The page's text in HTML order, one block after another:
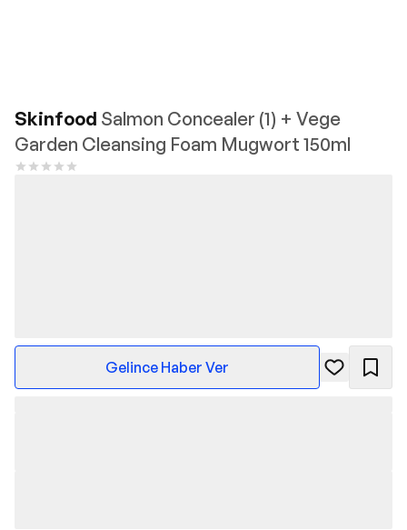
Skinfood Salmon Concealer (1) + Vege
Garden Cleansing Foam Mugwort 150ml
Gelince Haber Ver